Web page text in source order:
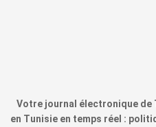
Votre journal électronique de
en Tunisie en temps réel :